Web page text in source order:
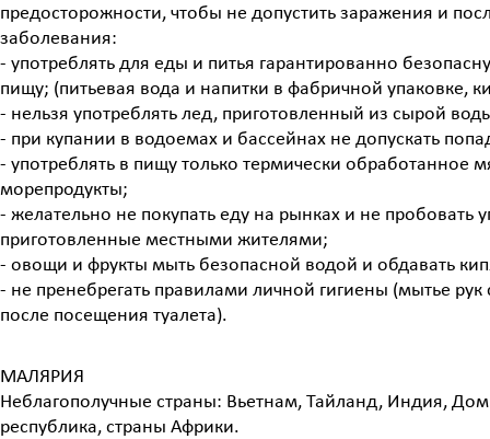
предосторожности, чтобы не допустить заражения и
заболевания:
- употреблять для еды и питья гарантированно
пищу; (питьевая вода и напитки в фабричной упаковке,
- нельзя употреблять лед, приготовленный из сырой
- при купании в водоемах и бассейнах не допускать
- употреблять в пищу только термически обработанное
морепродукты;
- желательно не покупать еду на рынках и не пробовать
приготовленные местными жителями;
- овощи и фрукты мыть безопасной водой и обдавать
- не пренебрегать правилами личной гигиены (мытье
после посещения туалета).
МАЛЯРИЯ
Неблагополучные страны: Вьетнам, Тайланд, Индия,
республика, страны Африки.